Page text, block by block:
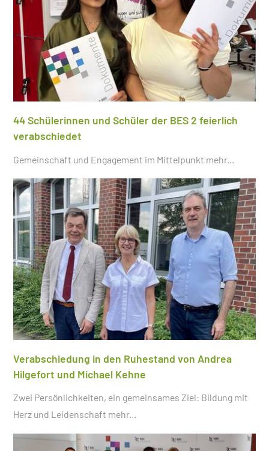
44 Schülerinnen und Schüler der BES 2 feierlich
verabschiedet
Gemeinschaft und Engagement im Mittelpunkt mehr...
Verabschiedung in den Ruhestand von Andrea
Hilgefort und Michael Kehne
Zwei Persönlichkeiten, ein gemeinsames Ziel: Bildung mit
Herz und Leidenschaft mehr...